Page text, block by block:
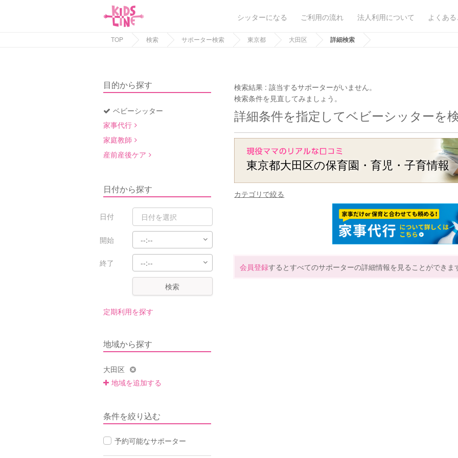
シッターになる ご利用の流れ 法人利用について よくあ
TOP 検索 サポーター検索 東京都 大田区 詳細検索
目的から探す
ベビーシッター
家事代行
家庭教師
産前産後ケア
日付から探す
日付
開始
終了
検索
定期利用を探す
地域から探す
大田区
地域を追加する
条件を絞り込む
予約可能なサポーター
検索結果 :該当するサポーターがいません。
検索条件を見直してみましょう。
詳細条件を指定してベビーシッターを
東京都大田区の保育園・育児・子育情報
カテゴリで絞る
会員登録するとすべてのサポーターの詳細情報を見ることができま